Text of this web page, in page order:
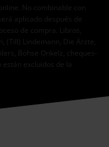
No combinable con
aplicado después de
de compra. Libros,
(Till) Lindemann, Die Ärzte,
Böhse Onkelz, cheques-
excluidos de la